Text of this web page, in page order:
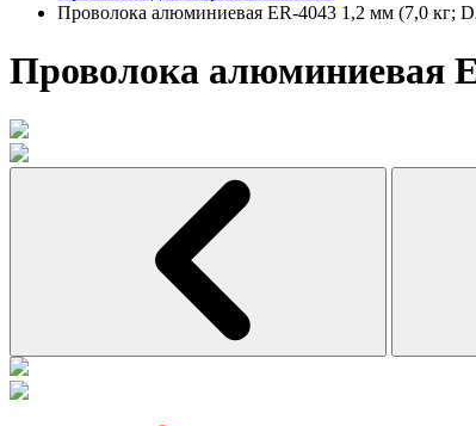
Проволока алюминиевая ER-4043 1,2 мм (7,0 кг;
Проволока алюминиевая